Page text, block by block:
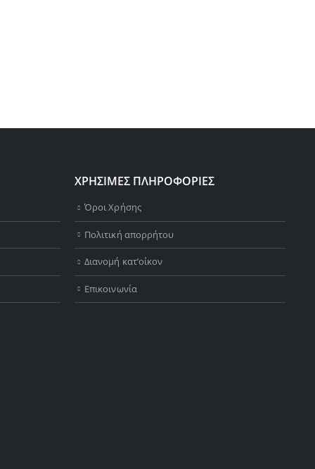
ΧΡΗΣΙΜΕΣ ΠΛΗΡΟΦΟΡΙΕΣ
Όροι Χρήσης
Πολιτική απορρήτου
Διανομή κατ’οίκον
Επικοινωνία